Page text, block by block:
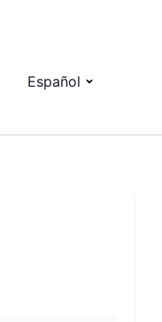
Español